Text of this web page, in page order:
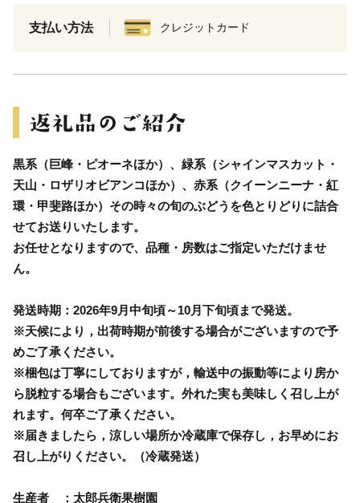
支払い方法 クレジットカード
黒系（巨峰・ピオーネほか）、緑系（シャインマスカット・
天山・ロザリオビアンコほか）、赤系（クイーンニーナ・紅
環・甲斐路ほか）その時々の旬のぶどうを色とりどりに詰合
せてお送りいたします。
お任せとなりますので、品種・房数はご指定いただけませ
ん。
発送時期：2026年9月中旬頃～10月下旬頃まで発送。
※天候により，出荷時期が前後する場合がございますので予
めご了承ください。
※梱包は丁寧にしておりますが，輸送中の振動等により房か
ら脱粒する場合もございます。外れた実も美味しく召し上が
れます。何卒ご了承ください。
※届きましたら，涼しい場所か冷蔵庫で保存し，お早めにお
召し上がりください。（冷蔵発送）
生産者 ：太郎兵衛果樹園